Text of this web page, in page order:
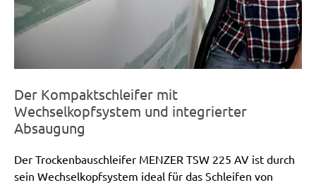
Der Kompaktschleifer mit
Wechselkopfsystem und integrierter
Absaugung
Der Trockenbauschleifer MENZER TSW 225 AV ist durch
sein Wechselkopfsystem ideal für das Schleifen von